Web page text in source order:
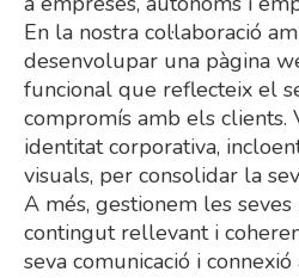
En la nostra col·laboració
desenvolupar una pàgina
funcional que reflecteix el
compromís amb els clients.
identitat corporativa,
visuals, per consolidar la
A més, gestionem les seves
contingut rellevant i
seva comunicació i connexió